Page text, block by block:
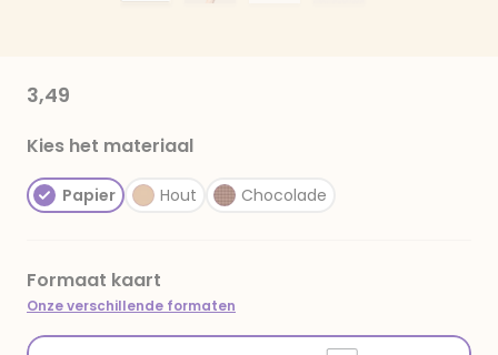
3,49
Kies het materiaal
Papier Hout Chocolade
Formaat kaart
Onze verschillende formaten